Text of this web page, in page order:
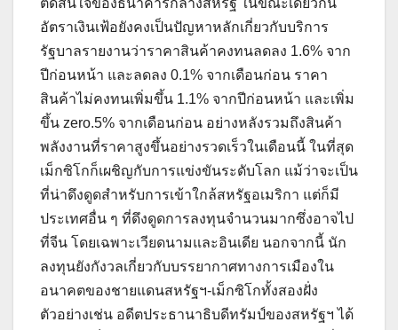
ตัดสินใจของธนาคารกลางสหรัฐ ในขณะเดียวกัน
อัตราเงินเฟ้อยังคงเป็นปัญหาหลักเกี่ยวกับบริการ
รัฐบาลรายงานว่าราคาสินค้าคงทนลดลง 1.6% จาก
ปีก่อนหน้า และลดลง 0.1% จากเดือนก่อน ราคา
สินค้าไม่คงทนเพิ่มขึ้น 1.1% จากปีก่อนหน้า และเพิ่ม
ขึ้น zero.5% จากเดือนก่อน อย่างหลังรวมถึงสินค้า
พลังงานที่ราคาสูงขึ้นอย่างรวดเร็วในเดือนนี้ ในที่สุด
เม็กซิโกก็เผชิญกับการแข่งขันระดับโลก แม้ว่าจะเป็น
ที่น่าดึงดูดสำหรับการเข้าใกล้สหรัฐอเมริกา แต่ก็มี
ประเทศอื่น ๆ ที่ดึงดูดการลงทุนจำนวนมากซึ่งอาจไป
ที่จีน โดยเฉพาะเวียดนามและอินเดีย นอกจากนี้ นัก
ลงทุนยังกังวลเกี่ยวกับบรรยากาศทางการเมืองใน
อนาคตของชายแดนสหรัฐฯ-เม็กซิโกทั้งสองฝั่ง
ตัวอย่างเช่น อดีตประธานาธิบดีทรัมป์ของสหรัฐฯ ได้